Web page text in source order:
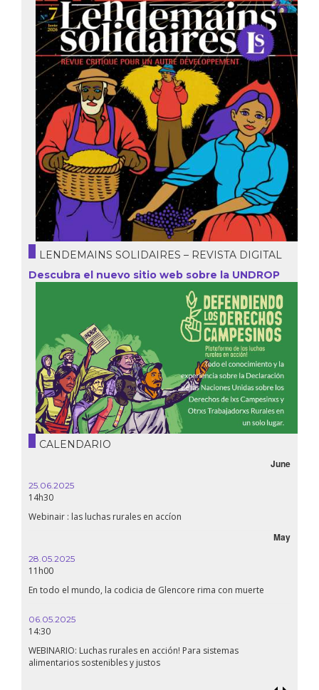
LENDEMAINS SOLIDAIRES – REVISTA DIGITAL
Descubra el nuevo sitio web sobre la UNDROP
CALENDARIO
October
16.10.2024
Líbano, el derecho a la salud en tiempos de guerra
September
24.09.2024
Conferencia La Confederación de Estados del Sahel: ¿un
Soberanía alimentaria en Palestina: ¿qué perspectivas hay frente